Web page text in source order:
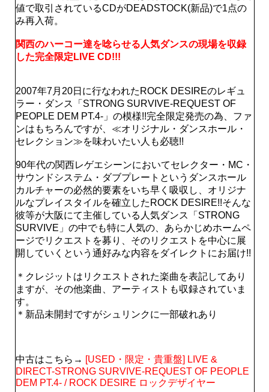
値で取引されているCDがDEADSTOCK(新品)で1点の
み再入荷。
関西のハーコー達を唸らせる人気ダンスの現場を収録
した完全限定LIVE CD!!!
2007年7月20日に行なわれたROCK DESIREのレギュ
ラー・ダンス「STRONG SURVIVE-REQUEST OF
PEOPLE DEM PT.4-」の模様!!完全限定発売の為、ファ
ンはもちろんですが、≪オリジナル・ダンスホール・
セレクション≫を味わいたい人も必聴!!
90年代の関西レゲエシーンにおいてセレクター・MC・
サウンドシステム・ダブプレートというダンスホール
カルチャーの必然的要素をいち早く吸収し、オリジナ
ルなプレイスタイルを確立したROCK DESIRE!!そんな
彼等が大阪にて主催している人気ダンス「STRONG
SURVIVE」の中でも特に人気の、あらかじめホームペ
ージでリクエストを募り、そのリクエストを中心に展
開していくという通好みな内容をダイレクトにお届け!!
＊クレジットはリクエストされた楽曲を表記してあり
ますが、その他楽曲、アーティストも収録されていま
す。
＊新品未開封ですがシュリンクに一部破れあり
中古はこちら→ [USED・限定・貴重盤] LIVE &
DIRECT-STRONG SURVIVE-REQUEST OF PEOPLE
DEM PT.4- / ROCK DESIRE ロックデザイヤー